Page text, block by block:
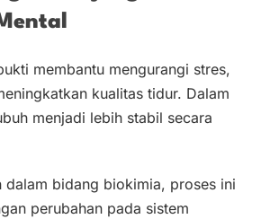
membantu mengurangi stres,
kualitas tidur. Dalam
menjadi lebih stabil secara
dalam bidang biokimia, proses ini
perubahan pada sistem